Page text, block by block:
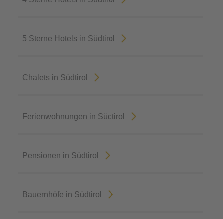
5 Sterne Hotels in Südtirol
Chalets in Südtirol
Ferienwohnungen in Südtirol
Pensionen in Südtirol
Bauernhöfe in Südtirol